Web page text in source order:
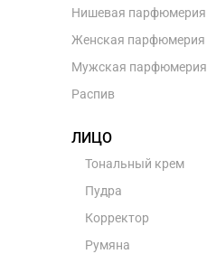
Нишевая парфюмерия
Женская парфюмерия
Мужская парфюмерия
Распив
ЛИЦО
Тональный крем
Пудра
Корректор
Румяна